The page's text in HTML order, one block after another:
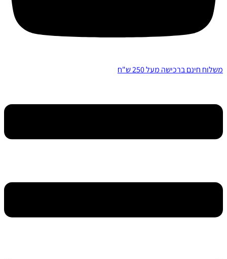
משלוח חינם ברכישה מעל 250 ש"ח